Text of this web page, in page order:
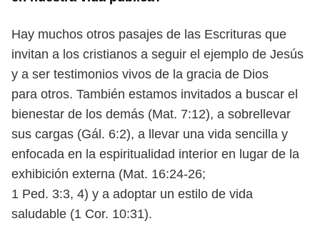
Hay muchos otros pasajes de las Escrituras que
invitan a los cristianos a seguir el ejemplo de Jesús
y a ser testimonios vivos de la gracia de Dios
para otros. También estamos invitados a buscar el
bienestar de los demás (Mat. 7:12), a sobrellevar
sus cargas (Gál. 6:2), a llevar una vida sencilla y
enfocada en la espiritualidad interior en lugar de la
exhibición externa (Mat. 16:24-26;
1 Ped. 3:3, 4) y a adoptar un estilo de vida
saludable (1 Cor. 10:31).